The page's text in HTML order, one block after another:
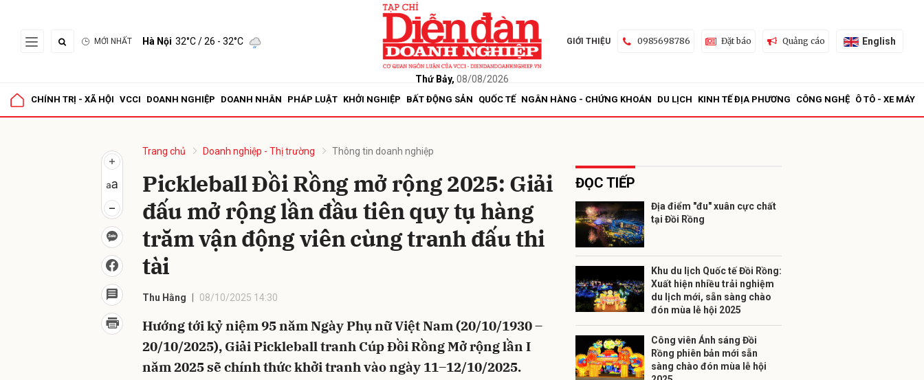
MỚI NHẤT Hà Nội 32°C/ 26 - 32°C
Thứ Bảy, 08/08/2026
GIỚI THIỆU 0985698786 Đặt báo Quảng cáo English
CHÍNH TRỊ - XÃ HỘI VCCI DOANH NGHIỆP DOANH NHÂN PHÁP LUẬT KHỞI NGHIỆP BẤT ĐỘNG SẢN QUỐC TẾ NGÂN HÀNG - CHỨNG KHOÁN DU LỊCH KINH TẾ ĐỊA PHƯƠNG CÔNG NGHỆ Ô TÔ - XE MÁY
Trang chủ Doanh nghiệp - Thị trường Thông tin doanh nghiệp
Pickleball Đồi Rồng mở rộng 2025: Giải
đấu mở rộng lần đầu tiên quy tụ hàng
trăm vận động viên cùng tranh đấu thi
tài
Thu Hằng 08/10/2025 14:30
Hướng tới kỷ niệm 95 năm Ngày Phụ nữ Việt Nam (20/10/1930 –
20/10/2025), Giải Pickleball tranh Cúp Đồi Rồng Mở rộng lần I
năm 2025 sẽ chính thức khởi tranh vào ngày 11–12/10/2025.
ĐỌC TIẾP
Địa điểm "đu" xuân cực chất
tại Đồi Rồng
Khu du lịch Quốc tế Đồi Rồng:
Xuất hiện nhiều trải nghiệm
du lịch mới, sẵn sàng chào
đón mùa lễ hội 2025
Công viên Ánh sáng Đồi
Rồng phiên bản mới sẵn
sàng chào đón mùa lễ hội
Hủy Gửi